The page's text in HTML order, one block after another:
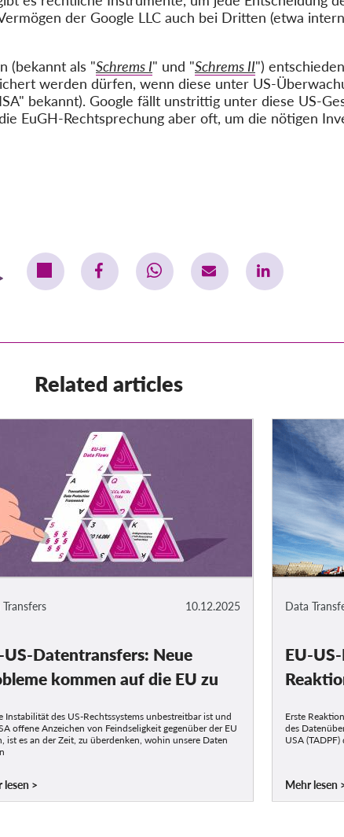
der Google LLC auch bei Dritten (etwa
(bekannt als "Schrems I" und "Schrems II")
werden dürfen, wenn diese unter US-
bekannt). Google fällt unstrittig unter diese US-
EuGH-Rechtsprechung aber oft, um die nötigen
Related articles
10.12.2025
US-Datentransfers: Neue
kommen auf die EU zu
Instabilität des US-Rechtssystems unbestreitbar ist und
offene Anzeichen von Feindseligkeit gegenüber der EU
ist es an der Zeit, zu überdenken, wohin unsere Daten
lesen
Data
EU-
Erste
des
USA
Mehr lesen